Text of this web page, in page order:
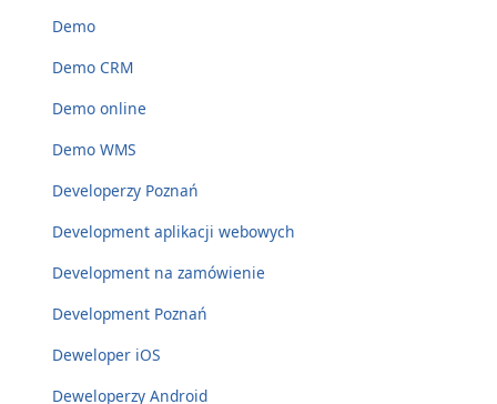
Demo
Demo CRM
Demo online
Demo WMS
Developerzy Poznań
Development aplikacji webowych
Development na zamówienie
Development Poznań
Deweloper iOS
Deweloperzy Android